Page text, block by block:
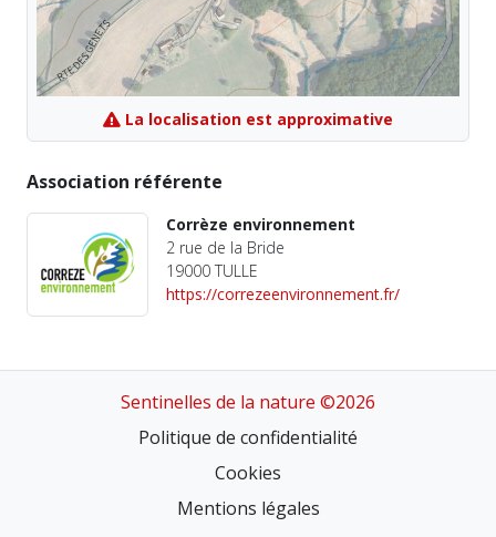
La localisation est approximative
Association référente
Corrèze environnement
2 rue de la Bride
19000 TULLE
https://correzeenvironnement.fr/
Sentinelles de la nature ©2026
Politique de confidentialité
Cookies
Mentions légales